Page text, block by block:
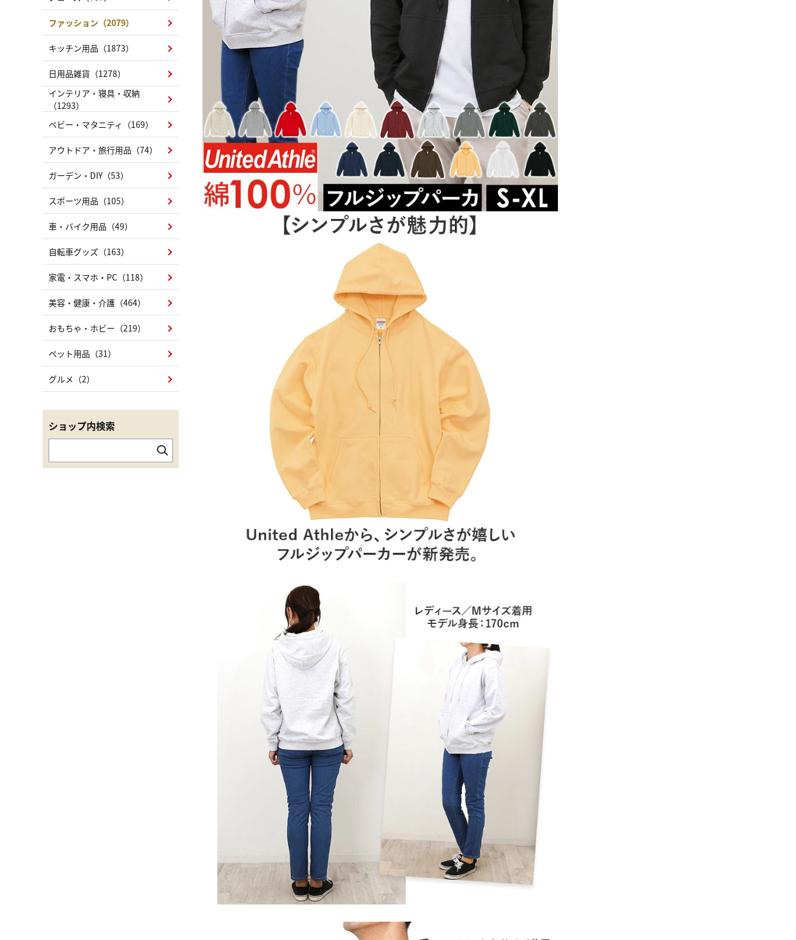
ファッション（2079）
キッチン用品（1873）
日用品雑貨（1278）
インテリア・寝具・収納
（1293）
ベビー・マタニティ（169）
アウトドア・旅行用品（74）
ガーデン・DIY（53）
スポーツ用品（105）
車・バイク用品（49）
自転車グッズ（163）
家電・スマホ・PC（118）
美容・健康・介護（464）
おもちゃ・ホビー（219）
ペット用品（31）
グルメ（2）
ショップ内検索